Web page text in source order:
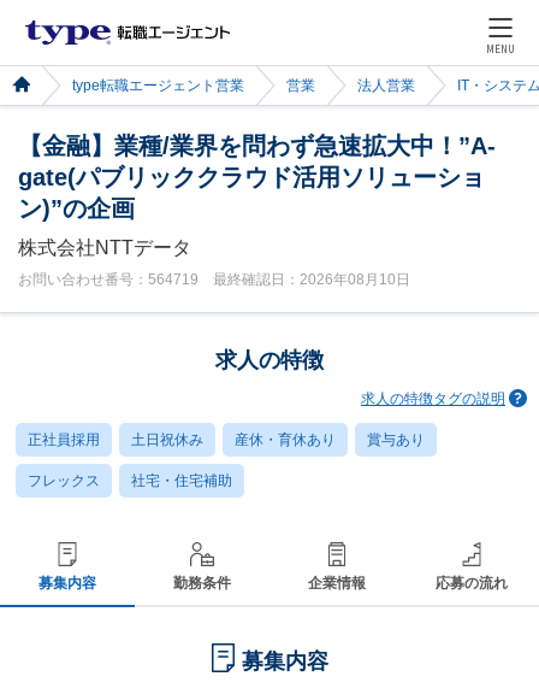
MENU
type転職エージェント営業 営業 法人営業 IT・システ
【金融】業種/業界を問わず急速拡大中！”A-
gate(パブリッククラウド活用ソリューショ
ン)”の企画
株式会社NTTデータ
お問い合わせ番号：564719 最終確認日：2026年08月10日
求人の特徴
求人の特徴タグの説明
正社員採用 土日祝休み 産休・育休あり 賞与あり
フレックス 社宅・住宅補助
募集内容 勤務条件 企業情報 応募の流れ
募集内容